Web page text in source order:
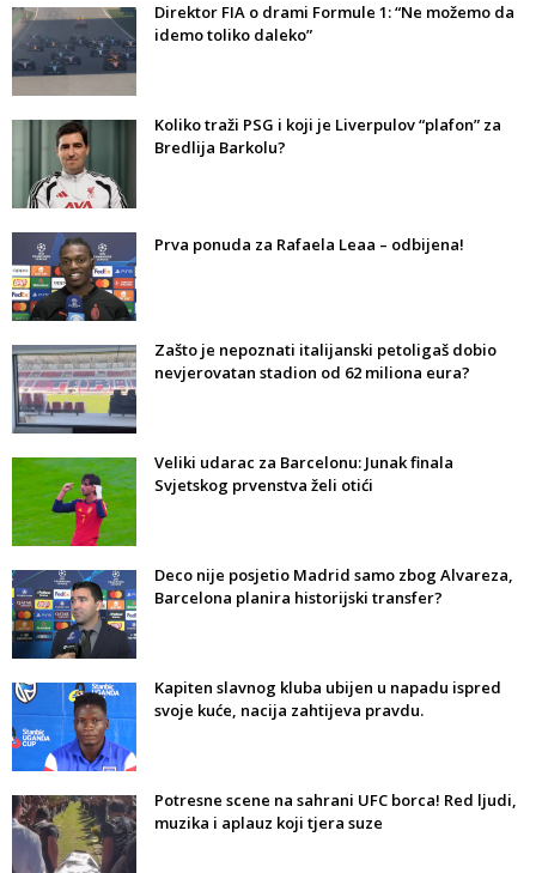
Direktor FIA o drami Formule 1: “Ne možemo da
idemo toliko daleko”
Koliko traži PSG i koji je Liverpulov “plafon” za
Bredlija Barkolu?
Prva ponuda za Rafaela Leaa – odbijena!
Zašto je nepoznati italijanski petoligaš dobio
nevjerovatan stadion od 62 miliona eura?
Veliki udarac za Barcelonu: Junak finala
Svjetskog prvenstva želi otići
Deco nije posjetio Madrid samo zbog Alvareza,
Barcelona planira historijski transfer?
Kapiten slavnog kluba ubijen u napadu ispred
svoje kuće, nacija zahtijeva pravdu.
Potresne scene na sahrani UFC borca! Red ljudi,
muzika i aplauz koji tjera suze